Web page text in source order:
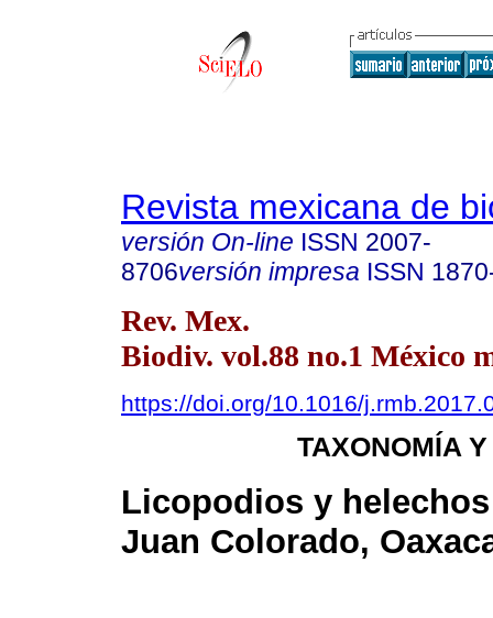
Revista mexicana de
versión On-line ISSN 2007-
8706versión impresa ISSN
Rev. Mex.
Biodiv. vol.88 no.1 México
https://doi.org/10.1016/
TAXONOMÍA
Licopodios y
Juan Colorado,